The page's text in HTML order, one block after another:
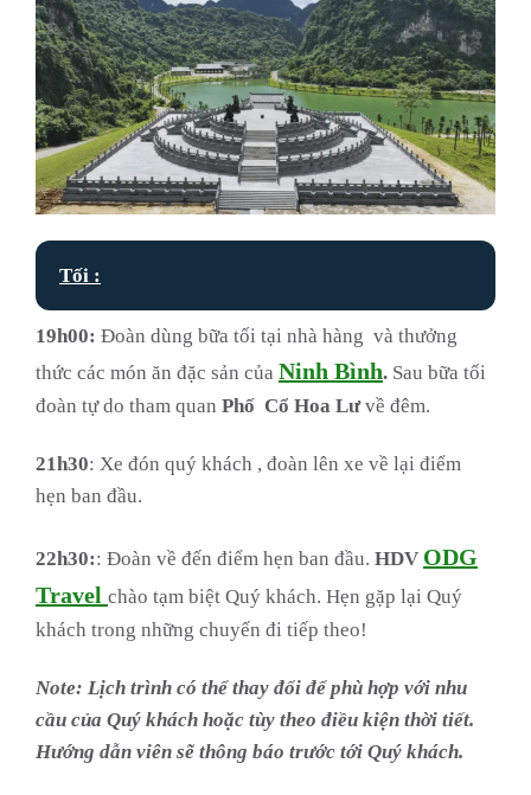
Tối :
19h00: Đoàn dùng bữa tối tại nhà hàng và thưởng
thức các món ăn đặc sản của Ninh Bình. Sau bữa tối
đoàn tự do tham quan Phố Cổ Hoa Lưvề đêm.
21h30: Xe đón quý khách , đoàn lên xe về lại điểm
hẹn ban đầu.
22h30:: Đoàn về đến điểm hẹn ban đầu. HDV ODG
Travel chào tạm biệt Quý khách. Hẹn gặp lại Quý
khách trong những chuyến đi tiếp theo!
Note: Lịch trình có thể thay đổi để phù hợp với nhu
cầu của Quý khách hoặc tùy theo điều kiện thời tiết.
Hướng dẫn viên sẽ thông báo trước tới Quý khách.